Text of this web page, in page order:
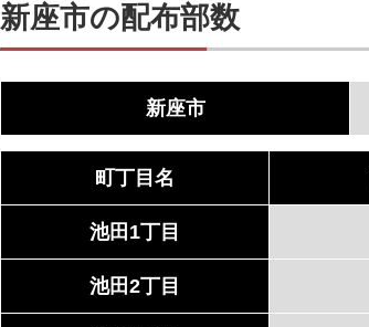
新座市の配布部数
新座市
町丁目名
池田1丁目
池田2丁目